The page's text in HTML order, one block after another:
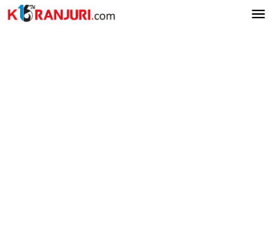
Lewati
ke